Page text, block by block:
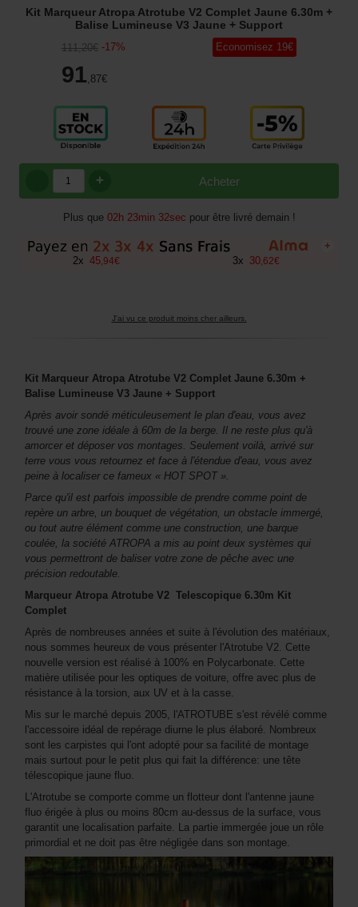
Kit Marqueur Atropa Atrotube V2 Complet Jaune 6.30m +
Balise Lumineuse V3 Jaune + Support
111,20€ -17%
91,87€
Economisez 19€
Acheter
+
Plus que 02h 23min 31sec pour être livré demain !
+
2x 45,94€ 3x 30,62€
J'ai vu ce produit moins cher ailleurs.
Kit Marqueur Atropa Atrotube V2 Complet Jaune 6.30m +
Balise Lumineuse V3 Jaune + Support
Après avoir sondé méticuleusement le plan d'eau, vous avez
trouvé une zone idéale à 60m de la berge. Il ne reste plus qu'à
amorcer et déposer vos montages. Seulement voilà, arrivé sur
terre vous vous retournez et face à l'étendue d'eau, vous avez
peine à localiser ce fameux « HOT SPOT ».
Parce qu'il est parfois impossible de prendre comme point de
repère un arbre, un bouquet de végétation, un obstacle immergé,
ou tout autre élément comme une construction, une barque
coulée, la société ATROPA a mis au point deux systèmes qui
vous permettront de baliser votre zone de pêche avec une
précision redoutable.
Marqueur Atropa Atrotube V2 Telescopique 6.30m Kit
Complet
Après de nombreuses années et suite à l'évolution des matériaux,
nous sommes heureux de vous présenter l'Atrotube V2. Cette
nouvelle version est réalisé à 100% en Polycarbonate. Cette
matière utilisée pour les optiques de voiture, offre avec plus de
résistance à la torsion, aux UV et à la casse.
Mis sur le marché depuis 2005, l'ATROTUBE s'est révélé comme
l'accessoire idéal de repérage diurne le plus élaboré. Nombreux
sont les carpistes qui l'ont adopté pour sa facilité de montage
mais surtout pour le petit plus qui fait la différence: une tête
télescopique jaune fluo.
L'Atrotube se comporte comme un flotteur dont l'antenne jaune
fluo érigée à plus ou moins 80cm au-dessus de la surface, vous
garantit une localisation parfaite. La partie immergée joue un rôle
primordial et ne doit pas être négligée dans son montage.